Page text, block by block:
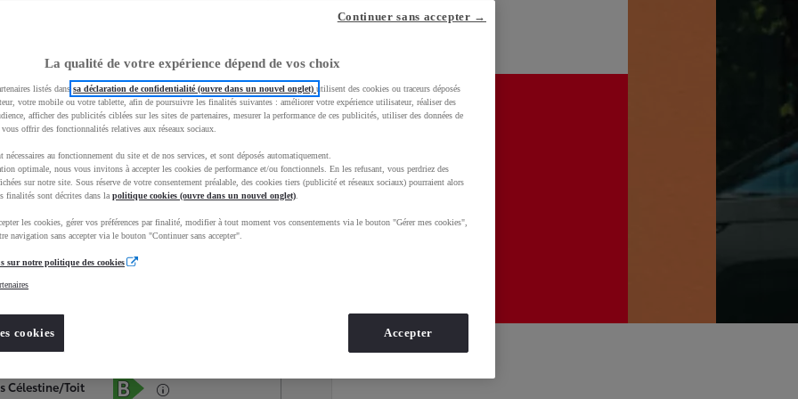
Services Concession
Occasions
Célestine/Toit
La qualité de votre expérience dépend de vos choix
listés dans sa déclaration de confidentialité (ouvre dans un nouvel onglet) utilisent des cookies ou traceurs déposés
votre mobile ou votre tablette, afin de poursuivre les finalités suivantes : améliorer votre expérience utilisateur, réaliser des
afficher des publicités ciblées sur les sites de partenaires, mesurer la performance de ces publicités, utiliser des données de
offrir des fonctionnalités relatives aux réseaux sociaux.
nécessaires au fonctionnement du site et de nos services, et sont déposés automatiquement.
optimale, nous vous invitons à accepter les cookies de performance et/ou fonctionnels. En les refusant, vous perdriez des
sur notre site. Sous réserve de votre consentement préalable, des cookies tiers (publicité et réseaux sociaux) pourraient alors
finalités sont décrites dans la politique cookies (ouvre dans un nouvel onglet)
les cookies, gérer vos préférences par finalité, modifier à tout moment vos consentements via le bouton "Gérer mes cookies",
navigation sans accepter via le bouton "Continuer sans accepter".
sur notre politique des cookies
cookies
Continuer sans accepter →
Accepter